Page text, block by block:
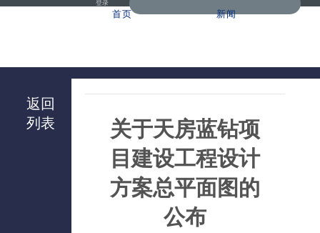
登录
首页 新闻
返回
列表
关于天房蓝钻项
目建设工程设计
方案总平面图的
公布